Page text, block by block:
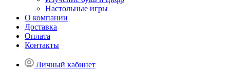
Настольные игры
О компании
Доставка
Оплата
Контакты
Личный кабинет